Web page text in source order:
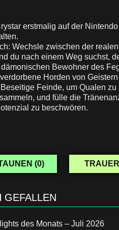
erstmalig auf der
Wechsle zwischen der
du nach einem Weg suchst,
Bewohner des
Horden von
Feinde, um Qualen
und fülle die
zu beschwören.
(0)
GEFALLEN
des Monats – Juli 2026